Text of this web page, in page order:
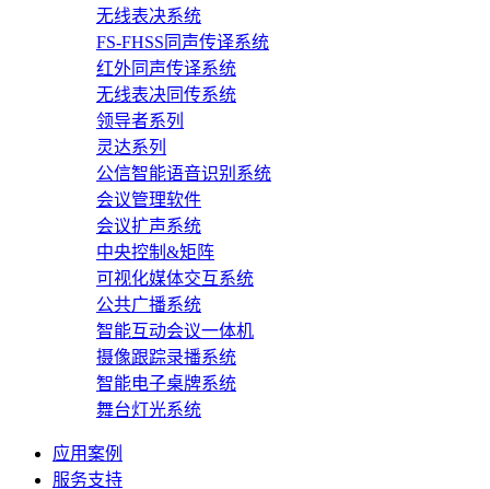
无线表决系统
FS-FHSS同声传译系统
红外同声传译系统
无线表决同传系统
领导者系列
灵达系列
公信智能语音识别系统
会议管理软件
会议扩声系统
中央控制&矩阵
可视化媒体交互系统
公共广播系统
智能互动会议一体机
摄像跟踪录播系统
智能电子桌牌系统
舞台灯光系统
应用案例
服务支持